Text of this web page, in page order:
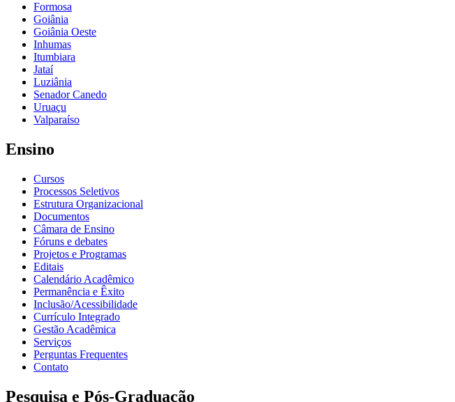
Formosa
Goiânia
Goiânia Oeste
Inhumas
Itumbiara
Jataí
Luziânia
Senador Canedo
Uruaçu
Valparaíso
Ensino
Cursos
Processos Seletivos
Estrutura Organizacional
Documentos
Câmara de Ensino
Fóruns e debates
Projetos e Programas
Editais
Calendário Acadêmico
Permanência e Êxito
Inclusão/Acessibilidade
Currículo Integrado
Gestão Acadêmica
Serviços
Perguntas Frequentes
Contato
Pesquisa e Pós-Graduação